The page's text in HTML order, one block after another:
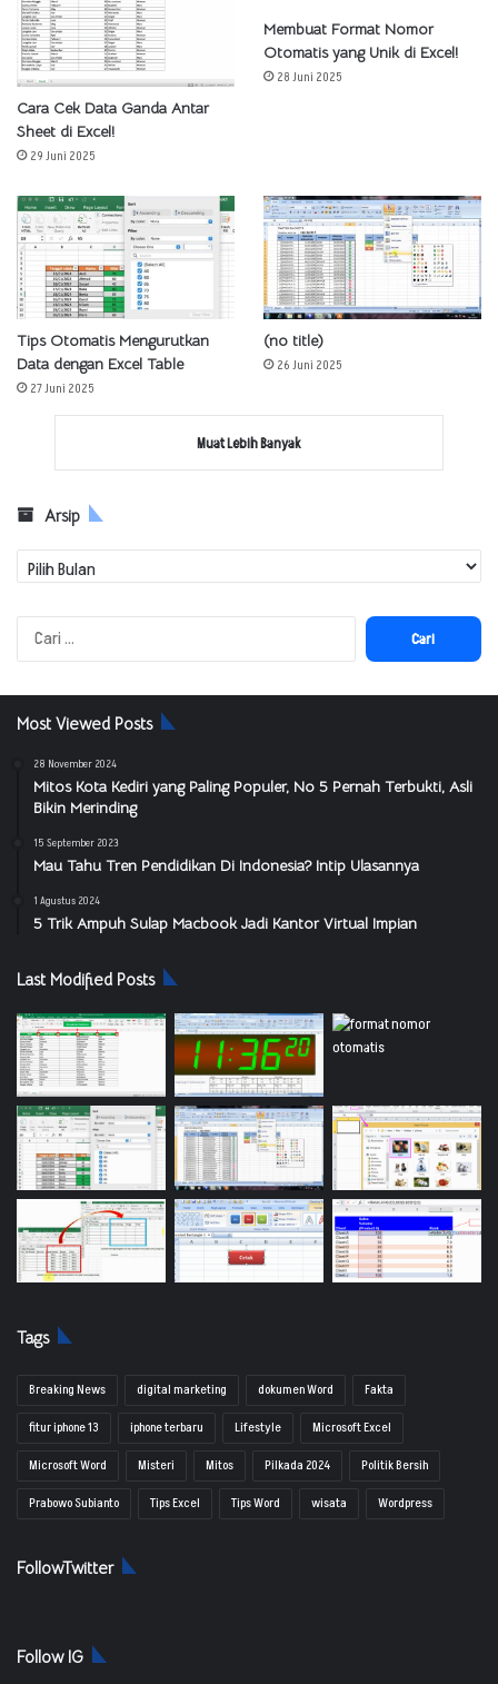
Cara Cek Data Ganda Antar
Sheet di Excel!
29 Juni 2025
Membuat Format Nomor
Otomatis yang Unik di Excel!
28 Juni 2025
Tips Otomatis Mengurutkan
Data dengan Excel Table
27 Juni 2025
(no title)
26 Juni 2025
Muat Lebih Banyak
Arsip
Cari
untuk:
Most Viewed Posts
28 November 2024
Mitos Kota Kediri yang Paling Populer, No 5 Pernah Terbukti, Asli
Bikin Merinding
15 September 2023
Mau Tahu Tren Pendidikan Di Indonesia? Intip Ulasannya
1 Agustus 2024
5 Trik Ampuh Sulap Macbook Jadi Kantor Virtual Impian
Last Modified Posts
Tags
Breaking News digital marketing dokumen Word
Fakta
fitur iphone 13
iphone terbaru Lifestyle
Microsoft Excel
Microsoft Word
Misteri Mitos Pilkada 2024
Politik Bersih
Prabowo Subianto
Tips Excel Tips Word wisata Wordpress
FollowTwitter
Follow IG